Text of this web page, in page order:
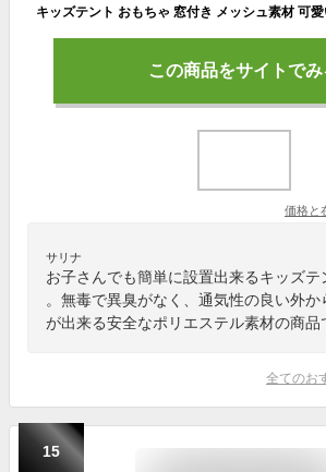
この商品をサイトでみ
価格と
サリナ
お子さんでも簡単に設置出来るキッズテ
。無毒で異臭がなく、通気性の良い外か
が出来る安全なポリエステル素材の商品
全てのお
15